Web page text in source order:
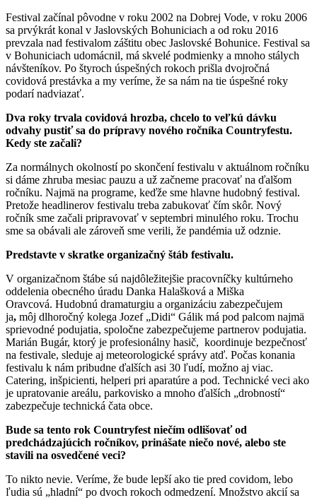
Festival začínal pôvodne v roku 2002 na Dobrej Vode, v roku 2006
sa prvýkrát konal v Jaslovských Bohuniciach a od roku 2016
prevzala nad festivalom záštitu obec Jaslovské Bohunice. Festival sa
v Bohuniciach udomácnil, má skvelé podmienky a mnoho stálych
návšteníkov. Po štyroch úspešných rokoch prišla dvojročná
covidová prestávka a my veríme, že sa nám na tie úspešné roky
podarí nadviazať.
Dva roky trvala covidová hrozba, chcelo to veľkú dávku
odvahy pustiť sa do prípravy nového ročníka Countryfestu.
Kedy ste začali?
Za normálnych okolností po skončení festivalu v aktuálnom ročníku
si dáme zhruba mesiac pauzu a už začneme pracovať na ďalšom
ročníku. Najmä na programe, keďže sme hlavne hudobný festival.
Pretože headlinerov festivalu treba zabukovať čím skôr. Nový
ročník sme začali pripravovať v septembri minulého roku. Trochu
sme sa obávali ale zároveň sme verili, že pandémia už odznie.
Predstavte v skratke organizačný štáb festivalu.
V organizačnom štábe sú najdôležitejšie pracovníčky kultúrneho
oddelenia obecného úradu Danka Halašková a Miška
Oravcová. Hudobnú dramaturgiu a organizáciu zabezpečujem
ja, môj dlhoročný kolega Jozef „Didi“ Gálik má pod palcom najmä
sprievodné podujatia, spoločne zabezpečujeme partnerov podujatia.
Marián Bugár, ktorý je profesionálny hasič, koordinuje bezpečnosť
na festivale, sleduje aj meteorologické správy atď. Počas konania
festivalu k nám pribudne ďalších asi 30 ľudí, možno aj viac.
Catering, inšpicienti, helperi pri aparatúre a pod. Technické veci ako
je upratovanie areálu, parkovisko a mnoho ďalších „drobností“
zabezpečuje technická čata obce.
Bude sa tento rok Countryfest niečím odlišovať od
predchádzajúcich ročníkov, prinášate niečo nové, alebo ste
stavili na osvedčené veci?
To nikto nevie. Veríme, že bude lepší ako tie pred covidom, lebo
ľudia sú „hladní“ po dvoch rokoch odmedzení. Množstvo akcií sa